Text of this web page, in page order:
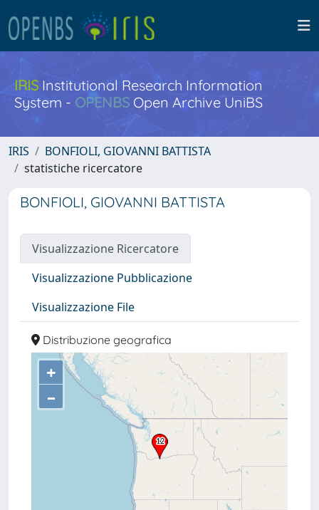
IRISInstitutional Research Information
System - OPENBS Open Archive UniBS
IRIS
BONFIOLI, GIOVANNI BATTISTA
statistiche ricercatore
BONFIOLI, GIOVANNI BATTISTA
Visualizzazione Ricercatore
Visualizzazione Pubblicazione
Visualizzazione File
Distribuzione geografica
+
–